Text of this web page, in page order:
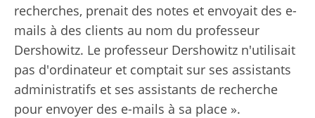
recherches, prenait des notes et envoyait des e-
mails à des clients au nom du professeur
Dershowitz. Le professeur Dershowitz n'utilisait
pas d'ordinateur et comptait sur ses assistants
administratifs et ses assistants de recherche
pour envoyer des e-mails à sa place ».